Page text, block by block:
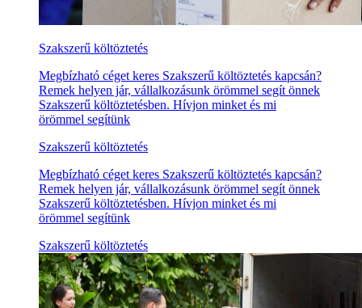
Szakszerű költöztetés
Megbízható céget keres Szakszerű költöztetés kapcsán?
Remek helyen jár, vállalkozásunk örömmel segít önnek
Szakszerű költöztetésben. Hívjon minket és mi
örömmel segítünk
Szakszerű költöztetés
Megbízható céget keres Szakszerű költöztetés kapcsán?
Remek helyen jár, vállalkozásunk örömmel segít önnek
Szakszerű költöztetésben. Hívjon minket és mi
örömmel segítünk
Szakszerű költöztetés